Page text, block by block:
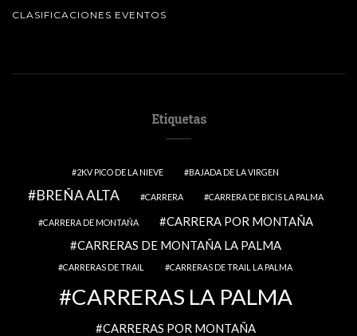
CLASIFICACIONES EVENTOS
Etiquetas
2KV PICO DE LA NIEVE BAJADA DE LA VIRGEN
BREÑA ALTA CARRERA CARRERA DE BICIS LA PALMA
CARRERA DE MONTAÑA
CARRERA POR MONTAÑA
CARRERAS DE MONTAÑA LA PALMA
CARRERAS DE TRAIL CARRERAS DE TRAIL LA PALMA
CARRERAS LA PALMA
CARRERAS POR MONTAÑA